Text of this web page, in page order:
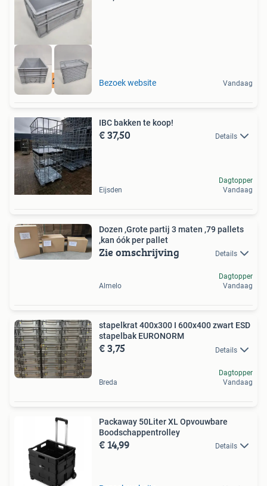
12500 m2 voorraad Bezoek website Vandaag
IBC bakken te koop!
€ 37,50 Details
Eijsden
Dagtopper
Vandaag
Dozen ,Grote partij 3 maten ,79 pallets
,kan óók per pallet
Zie omschrijving Details
Almelo
Dagtopper
Vandaag
stapelkrat 400x300 I 600x400 zwart ESD
stapelbak EURONORM
€ 3,75 Details
Breda
Dagtopper
Vandaag
Packaway 50Liter XL Opvouwbare
Boodschappentrolley
€ 14,99 Details